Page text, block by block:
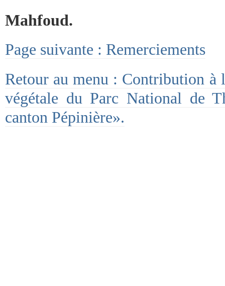
Mahfoud.
Page suivante : Remerciements
Retour au menu : Contribution à
végétale du Parc National de
canton Pépinière».